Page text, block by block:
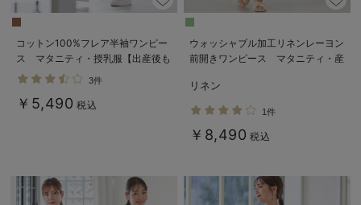
コットン100%フレア半袖ワンピー
ス マタニティ・授乳服【出産後も
長く使える】
3件
￥5,490 税込
ウォッシャブル加工リネンレーヨン
前開きワンピース マタニティ・産
リネン
1件
￥8,490 税込